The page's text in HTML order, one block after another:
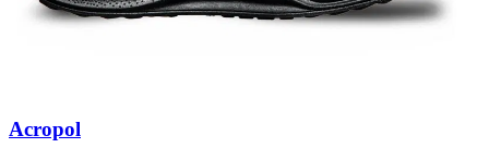
Acropol